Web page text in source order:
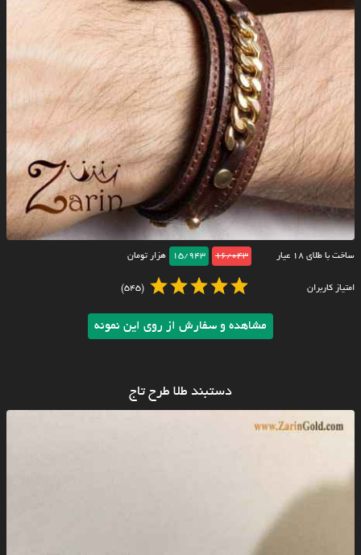
ساخت با طلای ۱۸ عیار 16/043
15/943 هزار تومان
امتیاز کاربران (545)
مشاهده و سفارش از روی این نمونه
دستبند طلا طرح تاج